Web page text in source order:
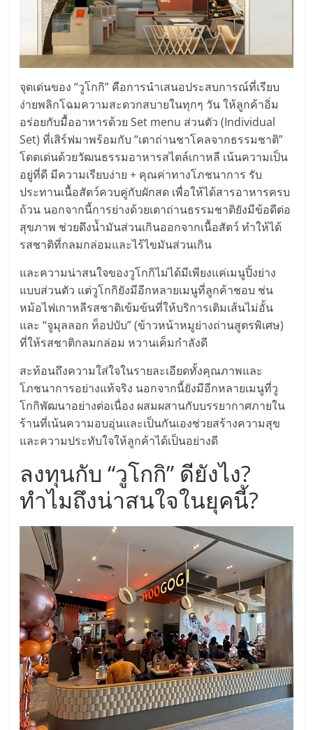
ปรึกษา
การ
ลงทุน
และ
ขยาย
สา
ขา
แฟ
รน
ไชส์,
ศูนย์
รวม
แฟ
รน
ไชส์
พร้อม
ทำเล
สำหรับ
จุดเด่นของ “วูโกกิ” คือการนำเสนอประสบการณ์ที่เรียบ
ง่ายพลิกโฉมความสะดวกสบายในทุกๆ วัน ให้ลูกค้าอิ่ม
อร่อยกับมื้ออาหารด้วย Set menu ส่วนตัว (Individual
Set) ที่เสิร์ฟมาพร้อมกับ “เตาถ่านชาโคลจากธรรมชาติ”
โดดเด่นด้วยวัฒนธรรมอาหารสไตล์เกาหลี เน้นความเป็น
อยู่ที่ดี มีความเรียบง่าย + คุณค่าทางโภชนาการ รับ
ประทานเนื้อสัตว์ควบคู่กับผักสด เพื่อให้ได้สารอาหารครบ
ถ้วน นอกจากนี้การย่างด้วยเตาถ่านธรรมชาติยังมีข้อดีต่อ
สุขภาพ ช่วยดึงน้ำมันส่วนเกินออกจากเนื้อสัตว์ ทำให้ได้
รสชาติที่กลมกล่อมและไร้ไขมันส่วนเกิน
และความน่าสนใจของวูโกกิไม่ได้มีเพียงแค่เมนูปิ้งย่าง
แบบส่วนตัว แต่วูโกกิยังมีอีกหลายเมนูที่ลูกค้าชอบ ช่น
หม้อไฟเกาหลีรสชาติเข้มข้นที่ให้บริการเติมเส้นไม่อั้น
และ “จูมุลลอก ท็อปบับ” (ข้าวหน้าหมูย่างถ่านสูตรพิเศษ)
ที่ให้รสชาติกลมกล่อม หวานเค็มกำลังดี
สะท้อนถึงความใส่ใจในรายละเอียดทั้งคุณภาพและ
โภชนาการอย่างแท้จริง นอกจากนี้ยังมีอีกหลายเมนูที่วู
โกกิพัฒนาอย่างต่อเนื่อง ผสมผสานกับบรรยากาศภายใน
ร้านที่เน้นความอบอุ่นและเป็นกันเองช่วยสร้างความสุข
และความประทับใจให้ลูกค้าได้เป็นอย่างดี
ลงทุนกับ “วูโกกิ” ดียังไง?
ทำไมถึงน่าสนใจในยุคนี้?